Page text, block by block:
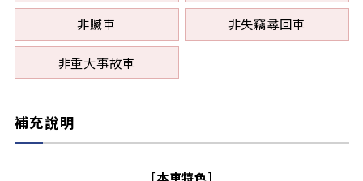
非贓車 非失竊尋回車
非重大事故車
補充說明
[本車特色]